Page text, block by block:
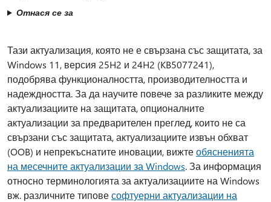
Отнася се за
Тази актуализация, която не е свързана със защитата, за
Windows 11, версия 25H2 и 24H2 (KB5077241),
подобрява функционалността, производителността и
надеждността. За да научите повече за разликите между
актуализациите на защитата, опционалните
актуализации за предварителен преглед, които не са
свързани със защитата, актуализациите извън обхват
(OOB) и непрекъснатите иновации, вижтеобясненията
на месечните актуализации за Windows. За информация
относно терминологията за актуализациите на Windows
вж. различните типовесофтуерни актуализации на